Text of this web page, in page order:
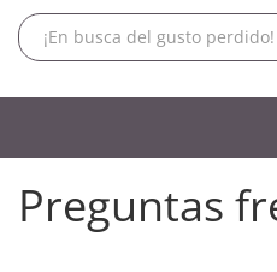
Preguntas